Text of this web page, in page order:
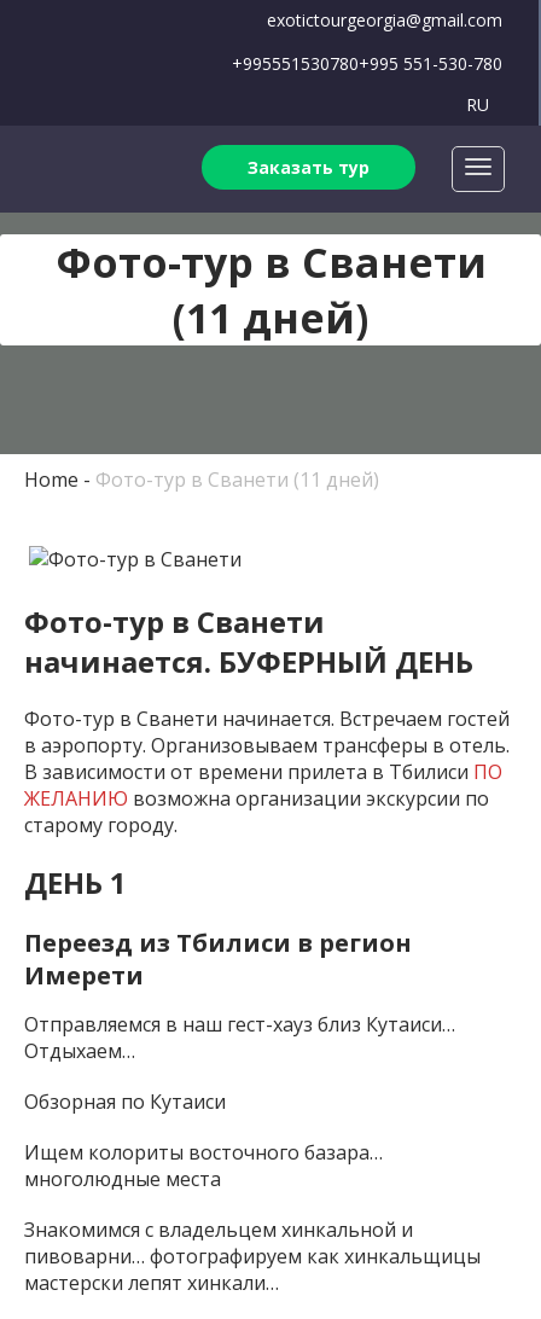
exotictourgeorgia@gmail.com
+995551530780+995 551-530-780
RU
Заказать тур
Фото-тур в Сванети
(11 дней)
Home Фото-тур в Сванети (11 дней)
Фото-тур в Сванети
начинается. БУФЕРНЫЙ ДЕНЬ
Фото-тур в Сванети начинается. Встречаем гостей
в аэропорту. Организовываем трансферы в отель.
В зависимости от времени прилета в Тбилиси ПО
ЖЕЛАНИЮ возможна организации экскурсии по
старому городу.
ДЕНЬ 1
Переезд из Тбилиси в регион
Имерети
Отправляемся в наш гест-хауз близ Кутаиси…
Отдыхаем…
Обзорная по Кутаиси
Ищем колориты восточного базара…
многолюдные места
Знакомимся с владельцем хинкальной и
пивоварни… фотографируем как хинкальщицы
мастерски лепят хинкали…